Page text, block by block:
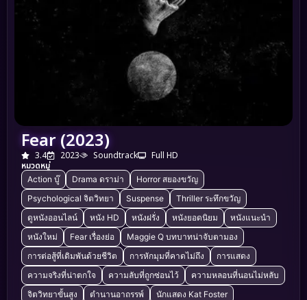
Fear (2023)
3.4 2023 Soundtrack
Full HD
หมวดหมู่
Action บู๊ Drama ดราม่า
Horror สยองขวัญ
Psychological จิตวิทยา
Suspense
Thriller ระทึกขวัญ
ดูหนังออนไลน์
หนัง HD หนังฝรั่ง หนังยอดนิยม
หนังแนะนำ
หนังใหม่
Fear เรื่องย่อ
Maggie Q บทบาทน่าจับตามอง
การต่อสู้ที่เดิมพันด้วยชีวิต
การหักมุมที่คาดไม่ถึง
การแสดง
ความจริงที่น่าตกใจ
ความลับที่ถูกซ่อนไว้
ความหลอนที่นอนไม่หลับ
จิตวิทยาขั้นสูง
ตำนานอาถรรพ์
นักแสดง Kat Foster